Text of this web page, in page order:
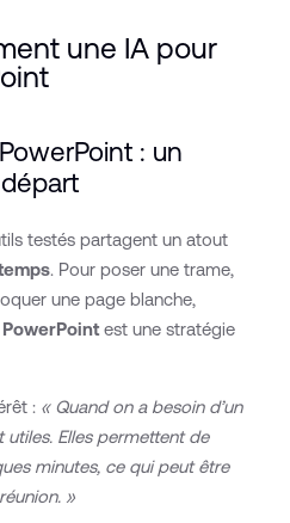
une IA pour
: un
testés partagent un atout
. Pour poser une trame,
une page blanche,
est une stratégie
: « Quand on a besoin d’un
utiles. Elles permettent de
minutes, ce qui peut être
»